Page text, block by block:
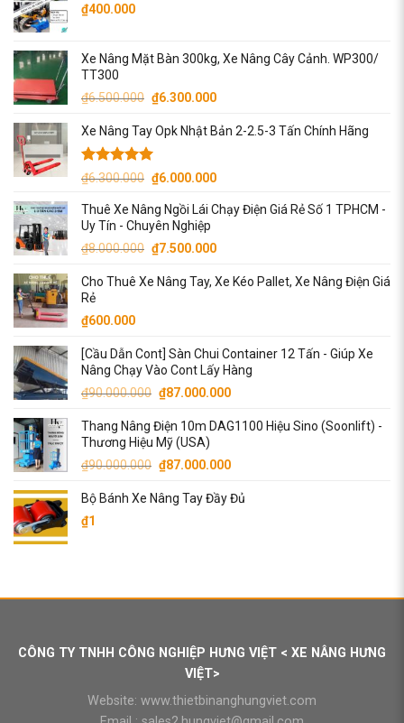
₫400.000
Xe Nâng Mặt Bàn 300kg, Xe Nâng Cây Cảnh. WP300/
TT300
₫6.500.000 Giá
là:
₫6.500.000.
₫6.300.000Giá
tại
₫6.300.000.
Xe Nâng Tay Opk Nhật Bản 2-2.5-3 Tấn Chính Hãng
Được xếp
5 sao
₫6.300.000 Giá
là:
₫6.300.000.
₫6.000.000Giá
tại
₫6.000.000.
Thuê Xe Nâng Ngồi Lái Chạy Điện Giá Rẻ Số 1 TPHCM -
Uy Tín - Chuyên Nghiệp
₫8.000.000 Giá
là:
₫7.500.000Giá
tại
Cho Thuê Xe Nâng Tay, Xe Kéo Pallet, Xe Nâng Điện Giá
Rẻ
₫600.000
[Cầu Dẫn Cont] Sàn Chui Container 12 Tấn - Giúp Xe
Nâng Chạy Vào Cont Lấy Hàng
₫90.000.000 Giá
là:
₫90.000.000.
₫87.000.000Giá
tại
₫87.000.000.
Thang Nâng Điện 10m DAG1100 Hiệu Sino (Soonlift) -
Thương Hiệu Mỹ (USA)
₫90.000.000 Giá
là:
₫87.000.000Giá
tại
Bộ Bánh Xe Nâng Tay Đầy Đủ
₫1
CÔNG TY TNHH CÔNG NGHIỆP HƯNG VIỆT < XE NÂNG HƯNG
VIỆT>
Website: www.thietbinanghungviet.com